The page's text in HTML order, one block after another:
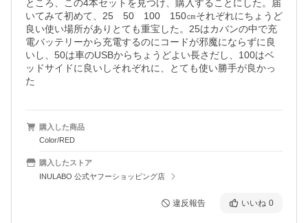
ところ、この4本セットを見つけ、購入することにした。届
いてみて初めて、25　50　100　150㎝それぞれにちょうど
良い使い場所がありとても重宝した。25はカバンの中で充
電バッテリーから充電するのにコードが邪魔にならずに良
いし、50は車のUSBからちょうどよい長さだし、100はベ
ッドサイドに良いしそれぞれに、とても使い勝手が良かっ
た
購入した商品
Color/RED
購入したストア
INULABO 公式ヤフーショッピング店
違反報告 いいね 0